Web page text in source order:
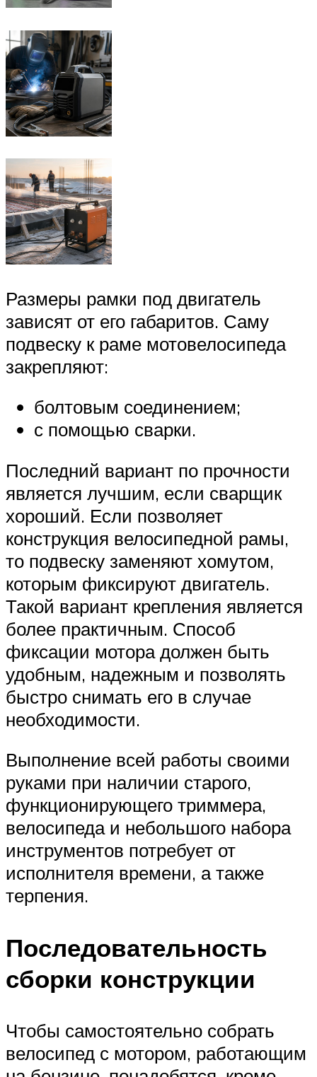
Размеры рамки под двигатель
зависят от его габаритов. Саму
подвеску к раме мотовелосипеда
закрепляют:
болтовым соединением;
с помощью сварки.
Последний вариант по прочности
является лучшим, если сварщик
хороший. Если позволяет
конструкция велосипедной рамы,
то подвеску заменяют хомутом,
которым фиксируют двигатель.
Такой вариант крепления является
более практичным. Способ
фиксации мотора должен быть
удобным, надежным и позволять
быстро снимать его в случае
необходимости.
Выполнение всей работы своими
руками при наличии старого,
функционирующего триммера,
велосипеда и небольшого набора
инструментов потребует от
исполнителя времени, а также
терпения.
Последовательность
сборки конструкции
Чтобы самостоятельно собрать
велосипед с мотором, работающим